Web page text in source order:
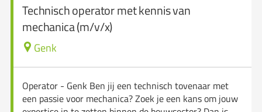
Technisch operator met kennis van
mechanica (m/v/x)
Genk
Operator - Genk Ben jij een technisch tovenaar met
een passie voor mechanica? Zoek je een kans om jouw